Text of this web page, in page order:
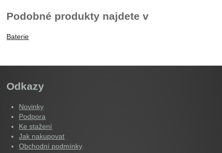
Podobné produkty najdete v
Baterie
Odkazy
Novinky
Podpora
Ke stažení
Jak nakupovat
Obchodní podmínky